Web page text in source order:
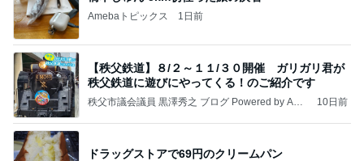
Amebaトピックス 1日前
【秩父鉄道】８/２～１１/３０開催 ガリガリ君が
秩父鉄道に遊びにやってくる！のご紹介です
秩父市議会議員 黒澤秀之 ブログ Powered by Ame
10日前
ドラッグストアで69円のクリームパン